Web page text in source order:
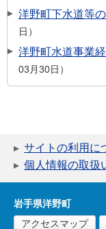
洋野町下水道等
日
洋野町水道事業
03月30日
サイトの利用に
個人情報の取扱
岩手県洋野町
アクセスマップ